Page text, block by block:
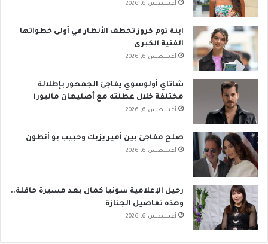
أغسطس 6, 2026
ابنة توم كروز تخطف الأنظار في أولى خطواتها
الفنية الكبرى
أغسطس 6, 2026
شاتاي أولوسوي يفاجئ الجمهور بإطلالة
مختلفة خلال عطلته مع أصليهان مالبورا
أغسطس 6, 2026
صلح مفاجئ بين أمير يزبك وحبيب بو أنطون
أغسطس 6, 2026
رحيل الإعلامية سونيا كمال بعد مسيرة حافلة..
وهذه تفاصيل الجنازة
أغسطس 6, 2026